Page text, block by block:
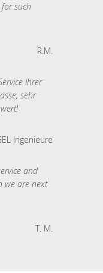
such
R.M.
Ihrer
sehr
Ingenieure
and
we are next
T. M.